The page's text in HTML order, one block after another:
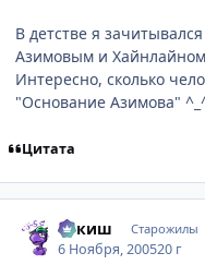
В детстве я
Азимовым и
Интересно, сколько
"Основание Азимова"
Цитата
апкиш Старожилы
6 Ноября, 200520 г